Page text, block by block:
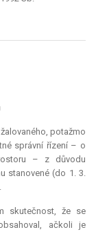
potažmo
správní řízení – o
– z důvodu
stanovené (do 1. 3.
skutečnost, že se
ačkoli je